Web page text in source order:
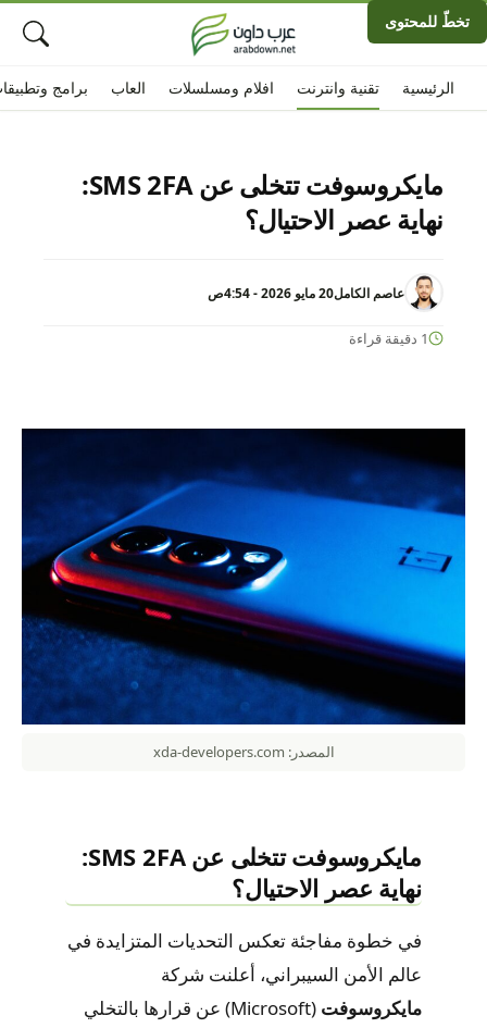
تخطّ للمحتوى
الرئيسية افلام ومسلسلات تقنية وانترنت العاب برامج
مايكروسوفت تتخلى عن SMS 2FA:
نهاية عصر الاحتيال؟
عاصم الكامل20 مايو 2026 - 4:54ص
1 دقيقة قراءة
المصدر: xda-developers.com
مايكروسوفت تتخلى عن SMS 2FA:
نهاية عصر الاحتيال؟
في خطوة مفاجئة تعكس التحديات المتزايدة في
عالم الأمن السيبراني، أعلنت شركة
مايكروسوفت
(Microsoft) عن قرارها بالتخلي